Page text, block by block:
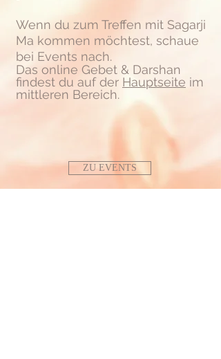
Wenn du zum Treffen mit Sagarji
Ma kommen möchtest, schaue
bei Events nach.
Das online Gebet & Darshan
findest du auf der Hauptseite im
mittleren Bereich.
ZU EVENTS